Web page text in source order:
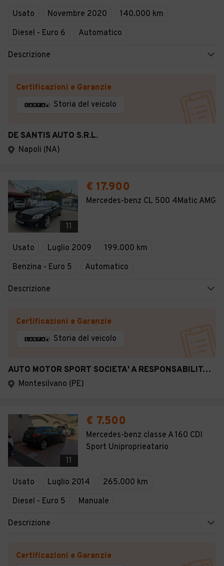
Usato Novembre 2020
140.000 km
Diesel - Euro 6
Automatico
Descrizione
Certificazioni e Garanzie
Storia del veicolo
DE SANTIS AUTO S.R.L.
Napoli (NA)
11
€ 17.900
Mercedes-benz CL 500 4Matic AMG
Usato Luglio 2009
199.000 km
Benzina - Euro 5
Automatico
Descrizione
Certificazioni e Garanzie
Storia del veicolo
AUTO MOTOR SPORT SOCIETA' A RESPONSABILITA' LIMITATA SEMPLIFICATA
Montesilvano (PE)
11
€ 7.500
Mercedes-benz classe A 160 CDI
Sport Uniproprieatario
Usato Luglio 2014
265.000 km
Diesel - Euro 5
Manuale
Descrizione
Certificazioni e Garanzie